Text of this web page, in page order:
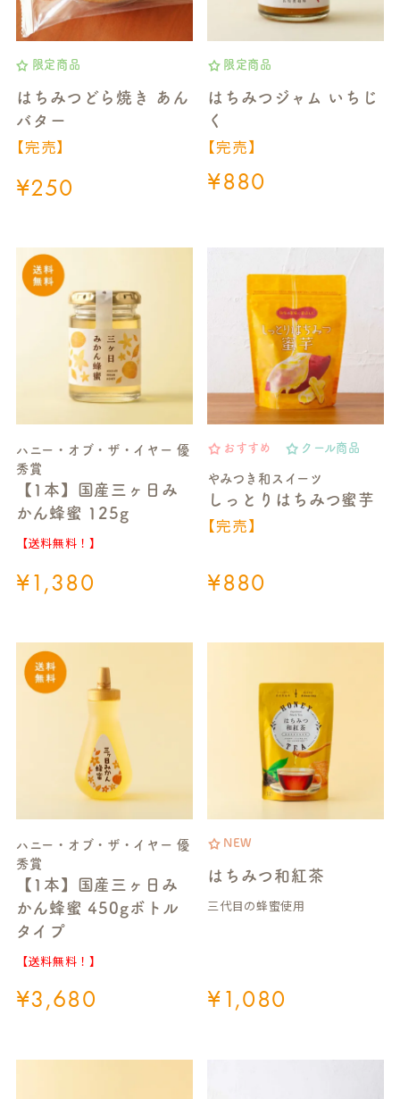
限定商品
はちみつどら焼き あん
バター
【完売】
¥250
限定商品
はちみつジャム いちじ
く
【完売】
¥880
ハニー・オブ・ザ・イヤー 優
秀賞
【1本】国産三ヶ日み
かん蜂蜜 125g
【送料無料！】
¥1,380
おすすめ クール商品
やみつき和スイーツ
しっとりはちみつ蜜芋
【完売】
¥880
ハニー・オブ・ザ・イヤー 優
秀賞
【1本】国産三ヶ日み
かん蜂蜜 450gボトル
タイプ
【送料無料！】
¥3,680
NEW
はちみつ和紅茶
三代目の蜂蜜使用
¥1,080